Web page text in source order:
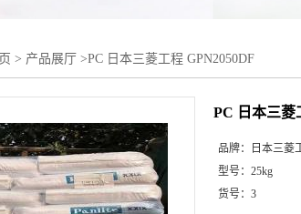
> 产品展厅 >PC 日本三菱工程 GPN2050DF
PC 日本三菱
品牌：
日本三菱
型号： 25kg
货号： 3